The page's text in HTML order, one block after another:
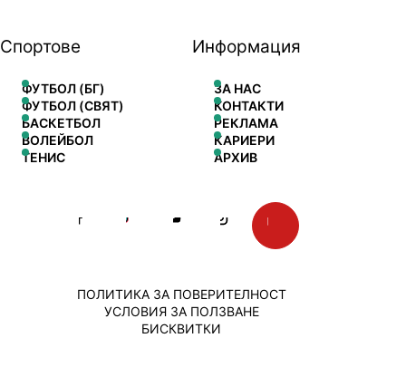
Спортове
ФУТБОЛ (БГ)
ФУТБОЛ (СВЯТ)
БАСКЕТБОЛ
ВОЛЕЙБОЛ
ТЕНИС
Информация
ЗА НАС
КОНТАКТИ
РЕКЛАМА
КАРИЕРИ
АРХИВ
ПОЛИТИКА ЗА ПОВЕРИТЕЛНОСТ
УСЛОВИЯ ЗА ПОЛЗВАНЕ
БИСКВИТКИ